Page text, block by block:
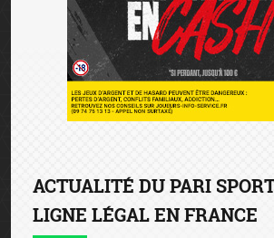
ACTUALITÉ DU PARI
LIGNE LÉGAL EN FRANCE